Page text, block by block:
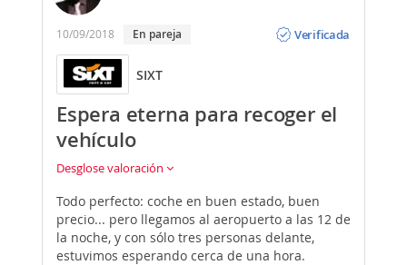
10/09/2018 En pareja
Verificada
SIXT
Espera eterna para recoger el
vehículo
Desglose valoración
Todo perfecto: coche en buen estado, buen
precio... pero llegamos al aeropuerto a las 12 de
la noche, y con sólo tres personas delante,
estuvimos esperando cerca de una hora.